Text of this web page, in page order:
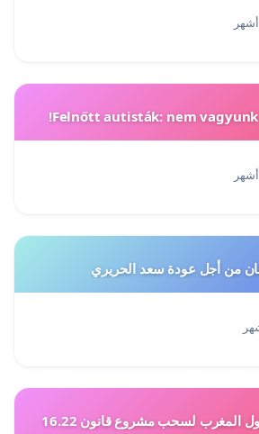
Felnőtt autisták: nem
من أجل عودة سعد الحريري
المغرب لسحب مشروع قانون 16.22